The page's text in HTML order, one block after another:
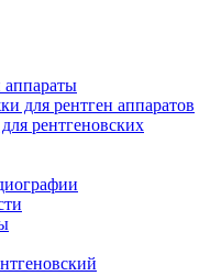
для рентген аппаратов
рентгеновских